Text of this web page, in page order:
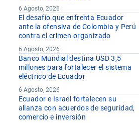
6 Agosto, 2026
El desafío que enfrenta Ecuador
ante la ofensiva de Colombia y Perú
contra el crimen organizado
6 Agosto, 2026
Banco Mundial destina USD 3,5
millones para fortalecer el sistema
eléctrico de Ecuador
6 Agosto, 2026
Ecuador e Israel fortalecen su
alianza con acuerdos de seguridad,
comercio e inversión